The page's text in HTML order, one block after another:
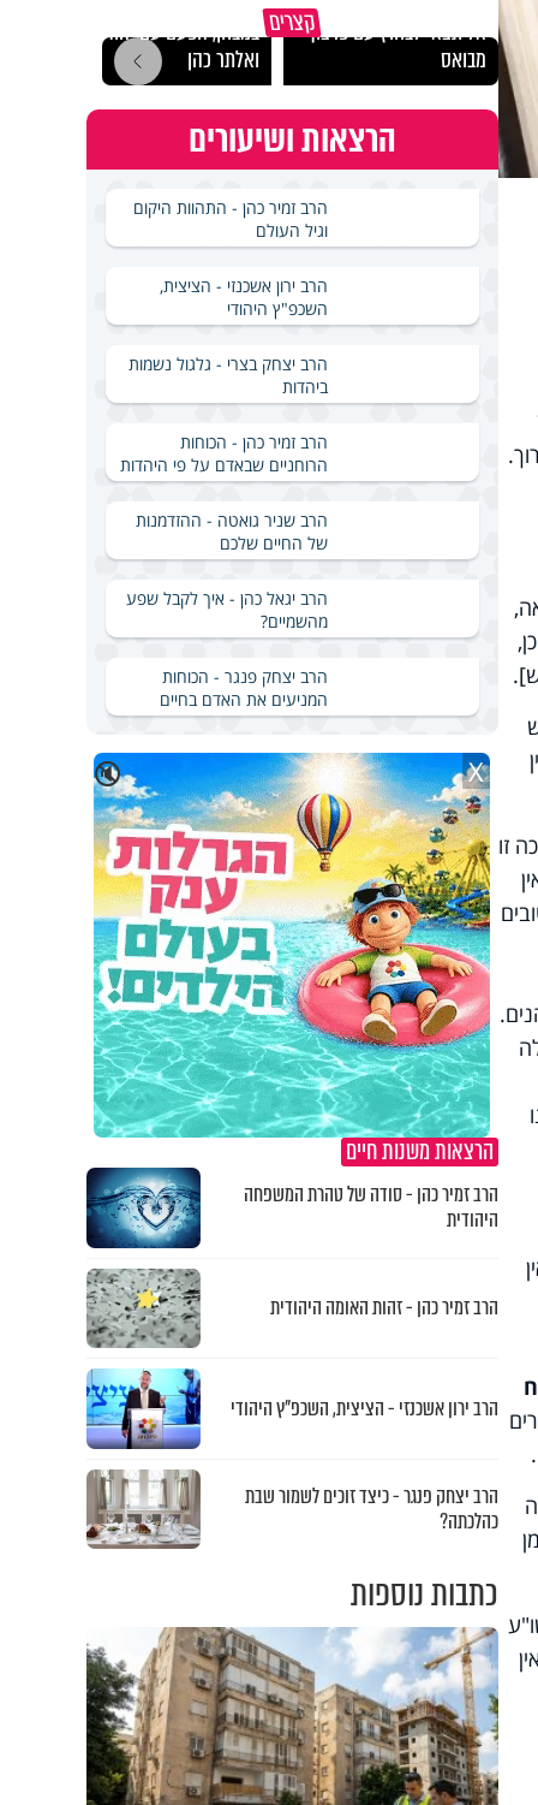
זו
קצריםאל תצאי לבחוץ עם פרצוף
מבואס
במבחן, הפעם עם יהודית
ואלתר כהן
הרצאות ושיעורים
הרב זמיר כהן - התהוות היקום
וגיל העולם
הרב ירון אשכנזי - הציצית,
השכפ"ץ היהודי
הרב יצחק בצרי - גלגול נשמות
ביהדות
הרב זמיר כהן - הכוחות
הרוחניים שבאדם על פי היהדות
הרב שניר גואטה - ההזדמנות
של החיים שלכם
הרב יגאל כהן - איך לקבל שפע
מהשמיים?
הרב יצחק פנגר - הכוחות
המניעים את האדם בחיים
🔇 X
הרצאות משנות חיים
הרב זמיר כהן - סודה של טהרת המשפחה
היהודית
הרב זמיר כהן - זהות האומה היהודית
הרב ירון אשכנזי - הציצית, השכפ"ץ היהודי
הרב יצחק פנגר - כיצד זוכים לשמור שבת
כהלכתה?
כתבות נוספות